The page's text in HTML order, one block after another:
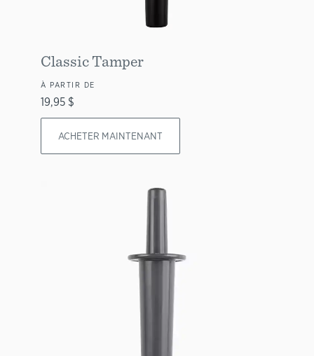
Classic Tamper
À PARTIR DE
19,95 $
ACHETER MAINTENANT